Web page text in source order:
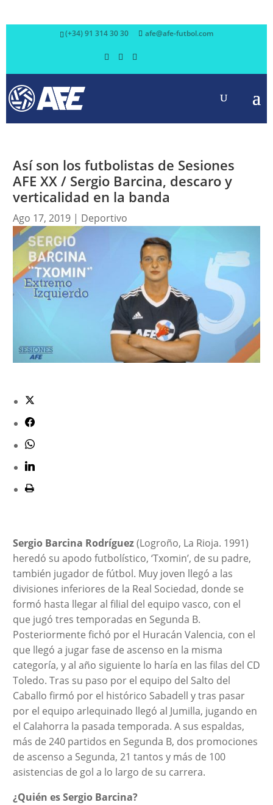
(+34) 91 314 30 30 afe@afe-futbol.com
Así son los futbolistas de Sesiones
AFE XX / Sergio Barcina, descaro y
verticalidad en la banda
Ago 17, 2019| Deportivo
Sergio Barcina Rodríguez(Logroño, La Rioja. 1991)
heredó su apodo futbolístico, ‘Txomin’, de su padre,
también jugador de fútbol. Muy joven llegó a las
divisiones inferiores de la Real Sociedad, donde se
formó hasta llegar al filial del equipo vasco, con el
que jugó tres temporadas en Segunda B.
Posteriormente fichó por el Huracán Valencia, con el
que llegó a jugar fase de ascenso en la misma
categoría, y al año siguiente lo haría en las filas del CD
Toledo. Tras su paso por el equipo del Salto del
Caballo firmó por el histórico Sabadell y tras pasar
por el equipo arlequinado llegó al Jumilla, jugando en
el Calahorra la pasada temporada. A sus espaldas,
más de 240 partidos en Segunda B, dos promociones
de ascenso a Segunda, 21 tantos y más de 100
asistencias de gol a lo largo de su carrera.
¿Quién es Sergio Barcina?